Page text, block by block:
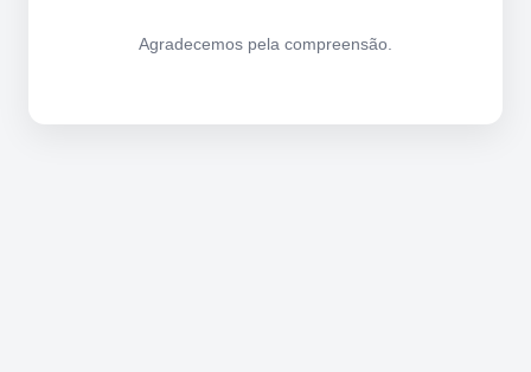
Agradecemos pela compreensão.